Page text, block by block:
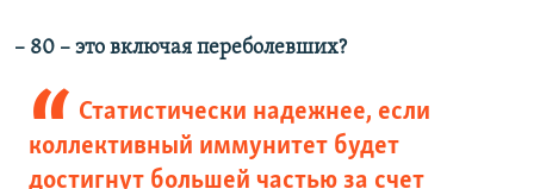
– 80 – это включая переболевших?
Статистически надежнее, если
коллективный иммунитет будет
достигнут большей частью за счет